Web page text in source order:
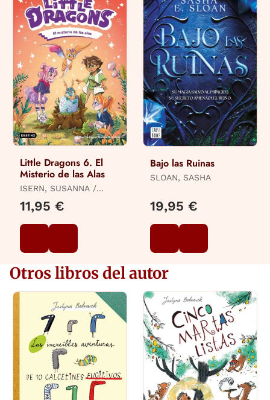
Little Dragons 6. El
Misterio de las Alas
ISERN, SUSANNA /
MELISA
11,95 €
Bajo las Ruinas
SLOAN, SASHA
19,95 €
Otros libros del autor